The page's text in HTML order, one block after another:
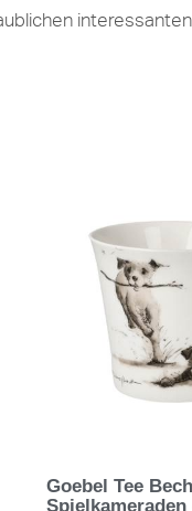
Goebel Tee
Spielkameraden